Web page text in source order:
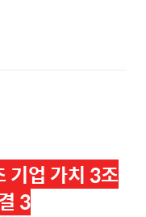
기업 가치 3조
3